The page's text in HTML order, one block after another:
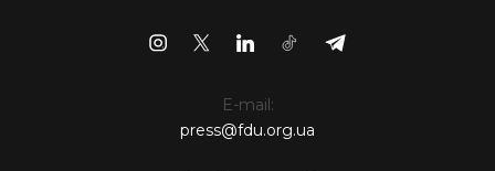
E-mail:
press@fdu.org.ua